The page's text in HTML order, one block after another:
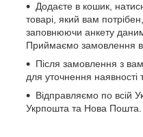
Додаєте в кошик,
товарі, який вам
заповнюючи анкету
Приймаємо замовлення
Після замовлення з
для уточнення наявності
Відправляємо по всій
Укрпошта та Нова Пошта.